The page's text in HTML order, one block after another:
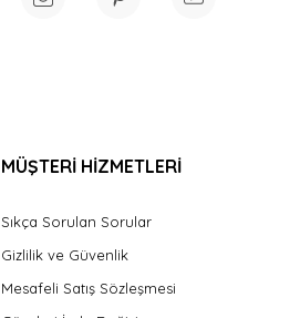
MÜŞTERİ HİZMETLERİ
Sıkça Sorulan Sorular
Gizlilik ve Güvenlik
Mesafeli Satış Sözleşmesi